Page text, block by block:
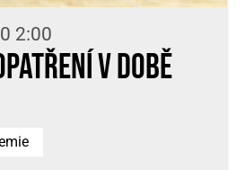
2:00
v době